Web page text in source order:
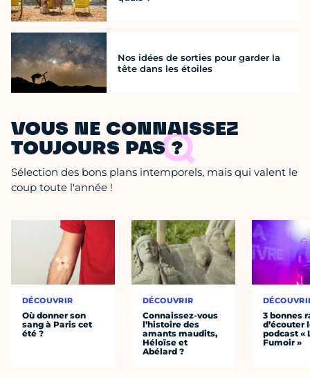
Nos idées de sorties pour garder la
tête dans les étoiles
VOUS NE CONNAISSEZ
TOUJOURS PAS ?
Sélection des bons plans intemporels, mais qui valent le
coup toute l'année !
DÉCOUVRIR
Où donner son
sang à Paris cet
été ?
DÉCOUVRIR
Connaissez-vous
l’histoire des
amants maudits,
Héloïse et
Abélard ?
3 bonnes
d’écouter
podcast «
Fumoir »